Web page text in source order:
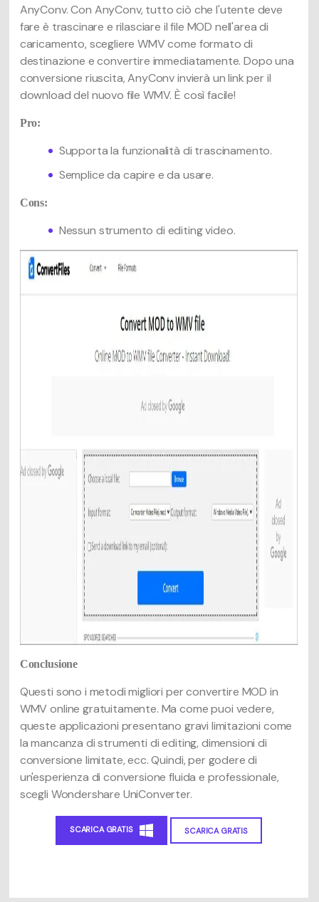
AnyConv. Con AnyConv, tutto ciò che l'utente deve
fare è trascinare e rilasciare il file MOD nell'area di
caricamento, scegliere WMV come formato di
destinazione e convertire immediatamente. Dopo una
conversione riuscita, AnyConv invierà un link per il
download del nuovo file WMV. È così facile!
Pro:
Supporta la funzionalità di trascinamento.
Semplice da capire e da usare.
Cons:
Nessun strumento di editing video.
Conclusione
Questi sono i metodi migliori per convertire MOD in
WMV online gratuitamente. Ma come puoi vedere,
queste applicazioni presentano gravi limitazioni come
la mancanza di strumenti di editing, dimensioni di
conversione limitate, ecc. Quindi, per godere di
un'esperienza di conversione fluida e professionale,
scegli Wondershare UniConverter.
SCARICA GRATIS SCARICA GRATIS